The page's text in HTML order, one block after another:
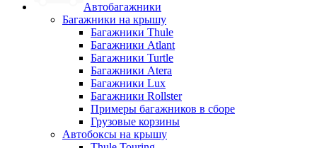
Автобагажники
Багажники на крышу
Багажники Thule
Багажники Atlant
Багажники Turtle
Багажники Atera
Багажники Lux
Багажники Rollster
Примеры багажников в сборе
Грузовые корзины
Автобоксы на крышу